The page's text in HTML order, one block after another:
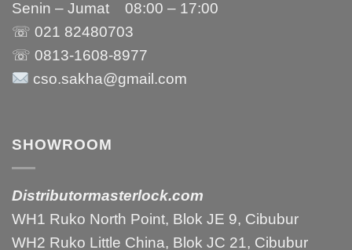
Senin – Jumat 08:00 – 17:00
☏ 021 82480703
☏ 0813-1608-8977
cso.sakha@gmail.com
SHOWROOM
Distributormasterlock.com
WH1 Ruko North Point, Blok JE 9, Cibubur
WH2 Ruko Little China, Blok JC 21, Cibubur